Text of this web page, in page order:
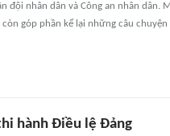
đội nhân dân và Công an nhân dân.
góp phần kể lại những câu
hành Điều lệ Đảng